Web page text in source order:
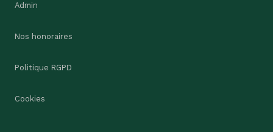
Admin
Nos honoraires
Politique RGPD
Cookies